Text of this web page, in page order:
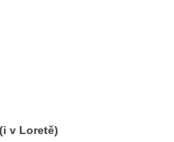
v Loretě)